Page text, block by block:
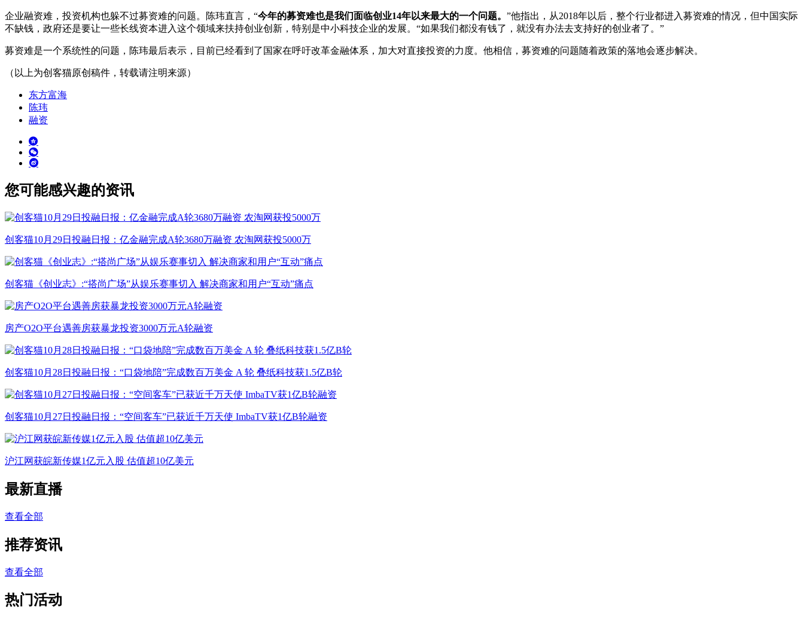
企业融资难，投资机构也躲不过募资难的问题。陈玮直言，“今年的募资难也是我们面临创业14年以来最大的一个问题。 ”他指出，从2018年以后，整个行业都进入募资难的情况，但中国实际
不缺钱，政府还是要让一些长线资本进入这个领域来扶持创业创新，特别是中小科技企业的发展。“如果我们都没有钱了，就没有办法去支持好的创业者了。”
募资难是一个系统性的问题，陈玮最后表示，目前已经看到了国家在呼吁改革金融体系，加大对直接投资的力度。他相信，募资难的问题随着政策的落地会逐步解决。
（以上为创客猫原创稿件，转载请注明来源）
东方富海
陈玮
融资
您可能感兴趣的资讯
创客猫10月29日投融日报：亿金融完成A轮3680万融资 农淘网获投5000万
创客猫《创业志》:“搭尚广场”从娱乐赛事切入 解决商家和用户“互动”痛点
房产O2O平台遇善房获暴龙投资3000万元A轮融资
创客猫10月28日投融日报：“口袋地陪”完成数百万美金 A 轮 叠纸科技获1.5亿B轮
创客猫10月27日投融日报：“空间客车”已获近千万天使 ImbaTV获1亿B轮融资
沪江网获皖新传媒1亿元入股 估值超10亿美元
最新直播
查看全部
推荐资讯
查看全部
热门活动